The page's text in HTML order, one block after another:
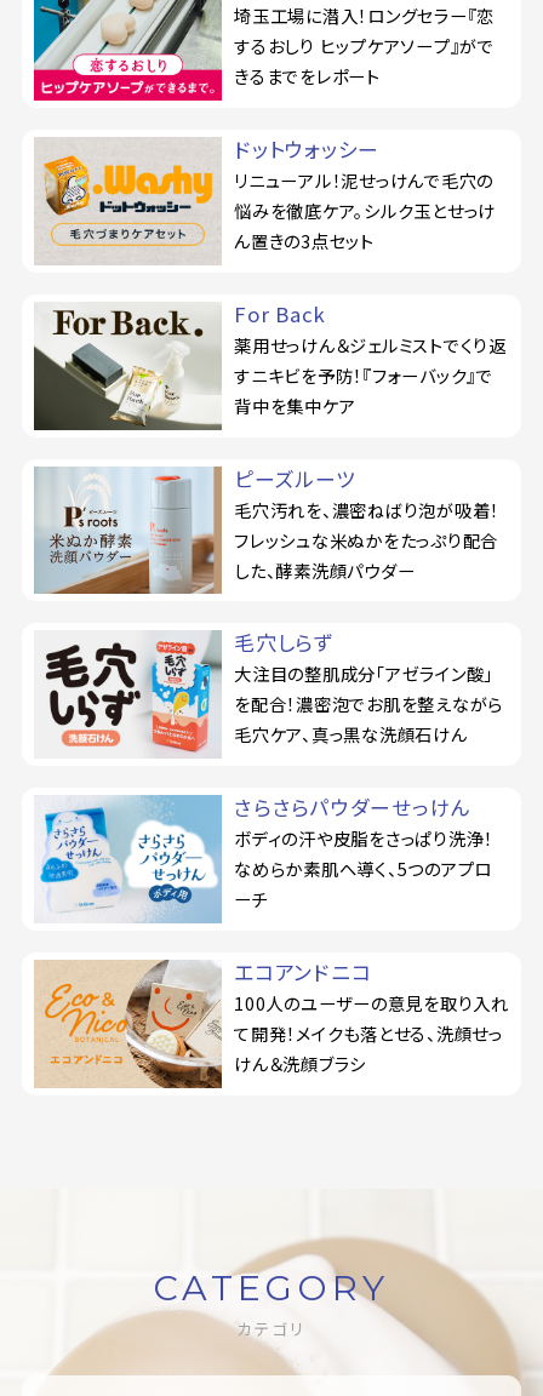
埼玉工場に潜入！ロングセラー『恋
するおしり ヒップケアソープ』がで
きるまでをレポート
ドットウォッシー
リニューアル！泥せっけんで毛穴の
悩みを徹底ケア。シルク玉とせっけ
ん置きの3点セット
For Back
薬用せっけん＆ジェルミストでくり返
すニキビを予防！『フォーバック』で
背中を集中ケア
ピーズルーツ
毛穴汚れを、濃密ねばり泡が吸着！
フレッシュな米ぬかをたっぷり配合
した、酵素洗顔パウダー
毛穴しらず
大注目の整肌成分「アゼライン酸」
を配合！濃密泡でお肌を整えながら
毛穴ケア、真っ黒な洗顔石けん
さらさらパウダーせっけん
ボディの汗や皮脂をさっぱり洗浄！
なめらか素肌へ導く、5つのアプロ
ーチ
エコアンドニコ
100人のユーザーの意見を取り入れ
て開発！メイクも落とせる、洗顔せっ
けん＆洗顔ブラシ
CATEGORY
カテゴリ